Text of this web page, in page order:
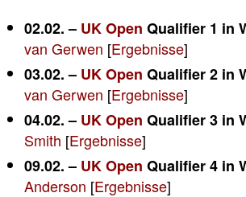
02.02. – UK Open Qualifier 1 in
van Gerwen [Ergebnisse]
03.02. – UK Open Qualifier 2 in
van Gerwen [Ergebnisse]
04.02. – UK Open Qualifier 3 in
Smith [Ergebnisse]
09.02. – UK Open Qualifier 4 in
Anderson [Ergebnisse]